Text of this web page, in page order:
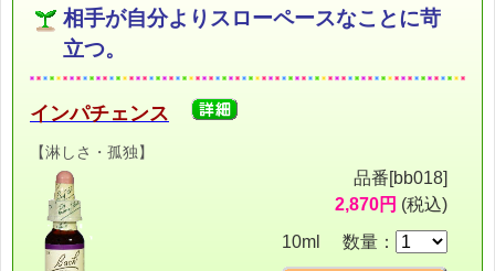
相手が自分よりスローペースなことに苛
立つ。
インパチェンス
【淋しさ・孤独】
品番[bb018]
2,870円 (税込)
10ml 数量：